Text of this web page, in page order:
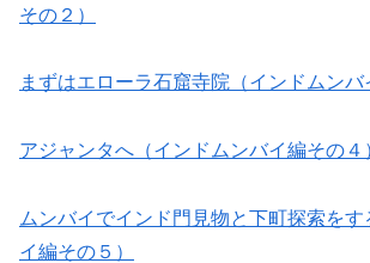
その２）
まずはエローラ石窟寺院（インドムンバ
アジャンタへ（インドムンバイ編その４
ムンバイでインド門見物と下町探索を
イ編その５）